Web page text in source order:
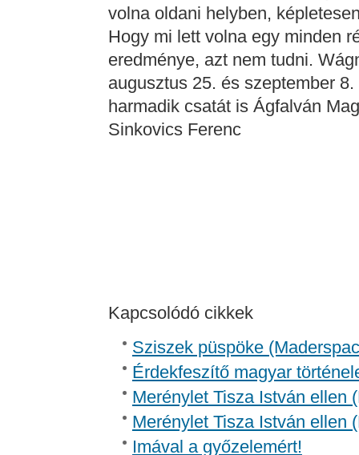
volna oldani helyben,
Hogy mi lett volna egy minden
eredménye, azt nem tudni.
augusztus 25. és szeptember
harmadik csatát is Ágfalván
Sinkovics Ferenc
Kapcsolódó cikkek
Sziszek püspöke
Érdekfeszítő magyar
Merénylet Tisza István ellen
Merénylet Tisza István ellen
Imával a győzelemért!